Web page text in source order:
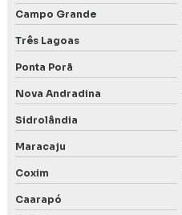
Campo Grande
Três Lagoas
Ponta Porã
Nova Andradina
Sidrolândia
Maracaju
Coxim
Caarapó